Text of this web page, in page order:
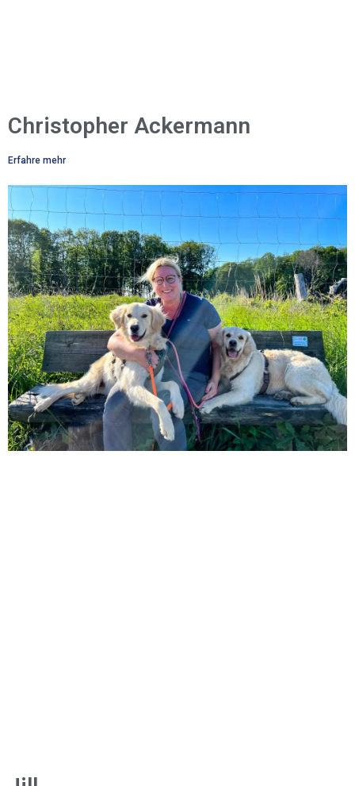
Christopher Ackermann
Erfahre mehr